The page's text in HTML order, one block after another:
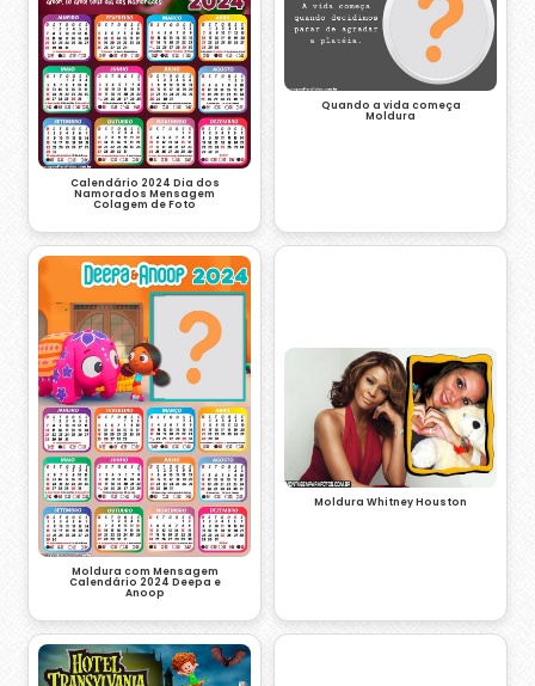
Calendário 2024 Dia dos
Namorados Mensagem
Colagem de Foto
Quando a vida começa
Moldura
Moldura com Mensagem
Calendário 2024 Deepa e
Anoop
Moldura Whitney Houston